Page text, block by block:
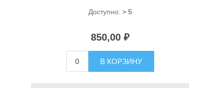
Спасательные средства
Доступно: > 5
850,00 ₽
В КОРЗИНУ